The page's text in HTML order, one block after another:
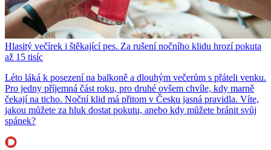
Hlasitý večírek i štěkající pes. Za rušení nočního klidu hrozí pokuta
až 15 tisíc
Léto láká k posezení na balkoně a dlouhým večerům s přáteli venku.
Pro jedny příjemná část roku, pro druhé ovšem chvíle, kdy marně
čekají na ticho. Noční klid má přitom v Česku jasná pravidla. Víte,
jakou můžete za hluk dostat pokutu, anebo kdy můžete bránit svůj
spánek?